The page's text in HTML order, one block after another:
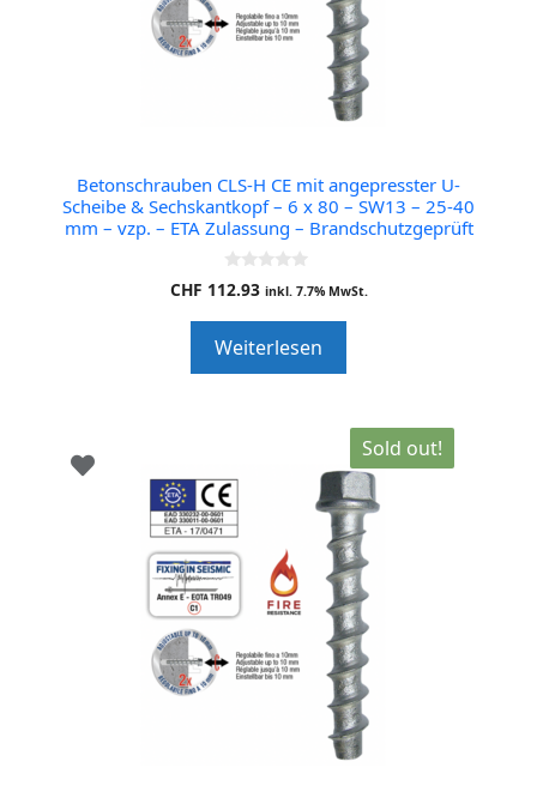
Betonschrauben CLS-H CE mit angepresster U-
Scheibe & Sechskantkopf – 6 x 80 – SW13 – 25-40
mm – vzp. – ETA Zulassung – Brandschutzgeprüft
0
o
o
f
5
CHF 112.93 inkl. 7.7% MwSt.
Weiterlesen
Sold out!